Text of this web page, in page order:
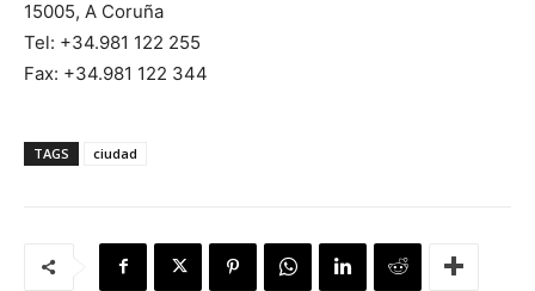
15005, A Coruña
Tel: +34.981 122 255
Fax: +34.981 122 344
TAGS ciudad